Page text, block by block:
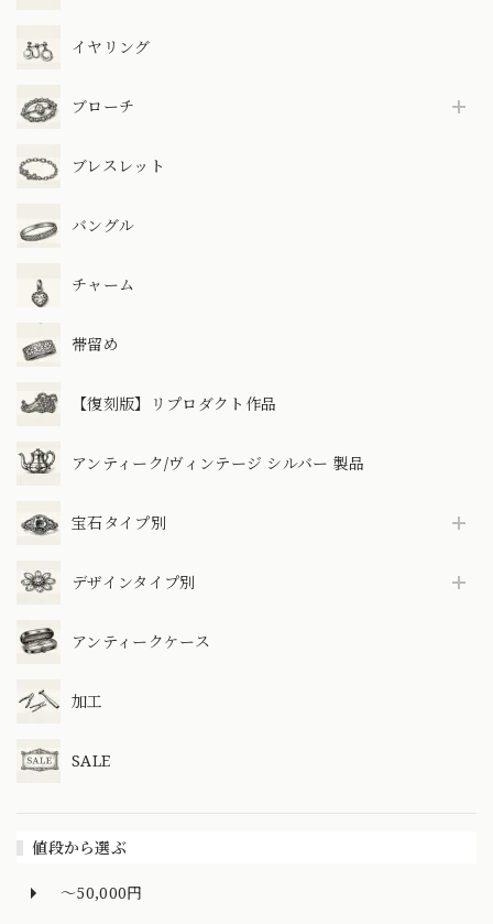
イヤリング
ブローチ
ブレスレット
バングル
チャーム
帯留め
【復刻版】リプロダクト作品
アンティーク/ヴィンテージ シルバー 製品
宝石タイプ別
デザインタイプ別
アンティークケース
加工
SALE
値段から選ぶ
～50,000円